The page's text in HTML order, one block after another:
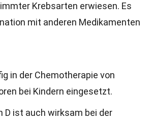
Krebsarten erwiesen. Es
mit anderen Medikamenten
in der Chemotherapie von
bei Kindern eingesetzt.
D ist auch wirksam bei der